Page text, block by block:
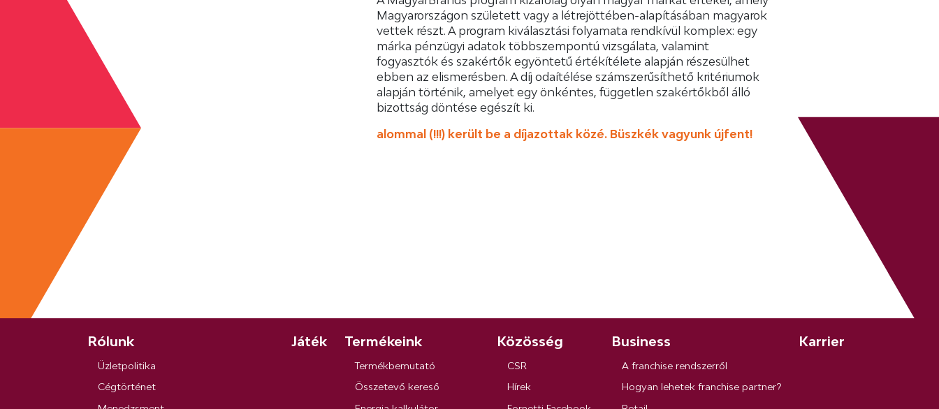
Magyarországon született vagy a létrejöttében-alapításában magyarok
vettek részt. A program kiválasztási folyamata rendkívül komplex: egy
márka pénzügyi adatok többszempontú vizsgálata, valamint
fogyasztók és szakértők egyöntetű értékítélete alapján részesülhet
ebben az elismerésben. A díj odaítélése számszerűsíthető kritériumok
alapján történik, amelyet egy önkéntes, független szakértőkből álló
bizottság döntése egészít ki.
alommal (!!!) került be a díjazottak közé. Büszkék vagyunk újfent!
Rólunk
Üzletpolitika
Cégtörténet
Játék Termékeink
Termékbemutató
Összetevő kereső
Közösség
CSR
Hírek
Business
A franchise rendszerről
Hogyan lehetek franchise partner?
Karrier